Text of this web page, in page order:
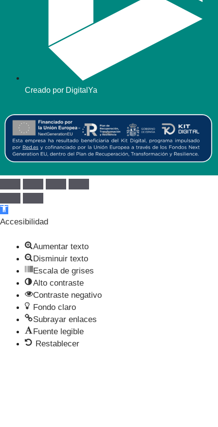
Creado por DigitalYa
Abrir barra de herramientas
Accesibilidad
Aumentar texto
Disminuir texto
Escala de grises
Alto contraste
Contraste negativo
Fondo claro
Subrayar enlaces
Fuente legible
Restablecer